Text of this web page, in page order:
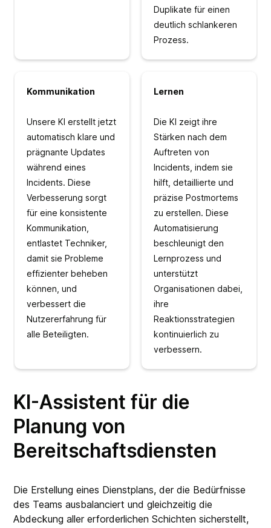
Duplikate für einen
deutlich schlankeren
Prozess.
Kommunikation
Unsere KI erstellt jetzt
automatisch klare und
prägnante Updates
während eines
Incidents. Diese
Verbesserung sorgt
für eine konsistente
Kommunikation,
entlastet Techniker,
damit sie Probleme
effizienter beheben
können, und
verbessert die
Nutzererfahrung für
alle Beteiligten.
Lernen
Die KI zeigt ihre
Stärken nach dem
Auftreten von
Incidents, indem sie
hilft, detaillierte und
präzise Postmortems
zu erstellen. Diese
Automatisierung
beschleunigt den
Lernprozess und
unterstützt
Organisationen dabei,
ihre
Reaktionsstrategien
kontinuierlich zu
verbessern.
KI-Assistent für die
Planung von
Bereitschaftsdiensten
Die Erstellung eines Dienstplans, der die Bedürfnisse
des Teams ausbalanciert und gleichzeitig die
Abdeckung aller erforderlichen Schichten sicherstellt,